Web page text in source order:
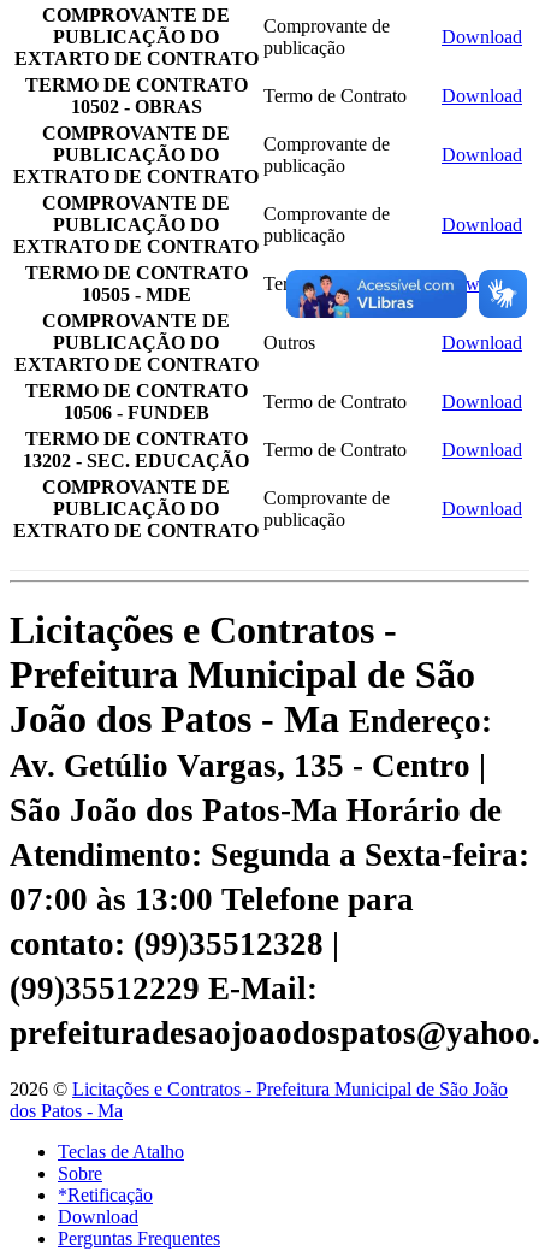
COMPROVANTE DE
PUBLICAÇÃO DO
EXTARTO DE CONTRATO
Comprovante de
publicação
Download
TERMO DE CONTRATO
10502 - OBRAS
Termo de Contrato
Download
COMPROVANTE DE
PUBLICAÇÃO DO
EXTRATO DE CONTRATO
Comprovante de
publicação
Download
COMPROVANTE DE
PUBLICAÇÃO DO
EXTRATO DE CONTRATO
Comprovante de
publicação
Download
TERMO DE CONTRATO
10505 - MDE
Termo de Contrato
Download
COMPROVANTE DE
PUBLICAÇÃO DO
EXTARTO DE CONTRATO
Outros Download
TERMO DE CONTRATO
10506 - FUNDEB
Termo de Contrato
Download
TERMO DE CONTRATO
13202 - SEC. EDUCAÇÃO
Termo de Contrato
Download
COMPROVANTE DE
PUBLICAÇÃO DO
EXTRATO DE CONTRATO
Comprovante de
publicação
Download
Licitações e Contratos -
Prefeitura Municipal de São
João dos Patos - Ma Endereço:
Av. Getúlio Vargas, 135 - Centro |
São João dos Patos-Ma Horário de
Atendimento: Segunda a Sexta-feira:
07:00 às 13:00 Telefone para
contato: (99)35512328 |
(99)35512229 E-Mail:
2026 © Licitações e Contratos - Prefeitura Municipal de São João
dos Patos - Ma
Teclas de Atalho
Sobre
*Retificação
Download
Perguntas Frequentes